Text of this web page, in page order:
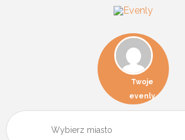
Twoje
evenly